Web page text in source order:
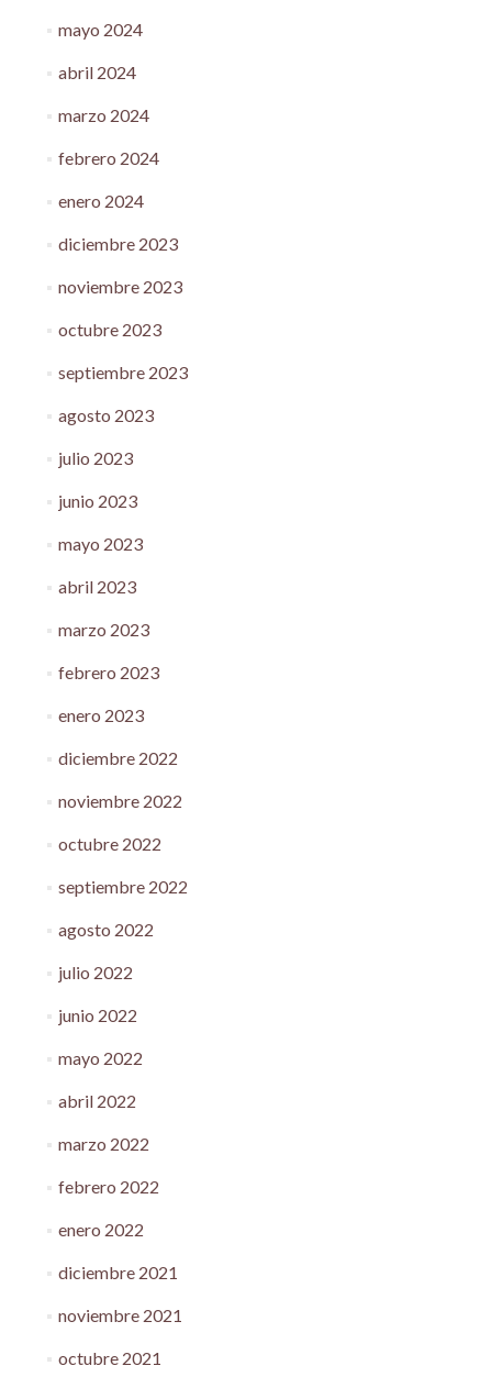
mayo 2024
abril 2024
marzo 2024
febrero 2024
enero 2024
diciembre 2023
noviembre 2023
octubre 2023
septiembre 2023
agosto 2023
julio 2023
junio 2023
mayo 2023
abril 2023
marzo 2023
febrero 2023
enero 2023
diciembre 2022
noviembre 2022
octubre 2022
septiembre 2022
agosto 2022
julio 2022
junio 2022
mayo 2022
abril 2022
marzo 2022
febrero 2022
enero 2022
diciembre 2021
noviembre 2021
octubre 2021